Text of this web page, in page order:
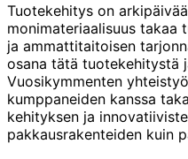
Tuotekehitys on
monimateriaalisuus takaa
ja ammattitaitoisen
osana tätä tuotekehitystä
Vuosikymmenten
kumppaneiden kanssa
kehityksen ja
pakkausrakenteiden kuin